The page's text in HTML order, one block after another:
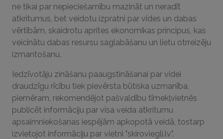
ne tikai par nepieciešamību mazināt un neradīt
atkritumus, bet veidotu izpratni par vides un dabas
vērtībām, skaidrotu aprites ekonomikas principus, kas
veicinātu dabas resursu saglabāšanu un lietu otrreizēju
izmantošanu.
Iedzīvotāju zināšanu paaugstināšanai par videi
draudzīgu rīcību tiek pievērsta būtiska uzmanība,
piemēram, rekomendējot pašvaldību tīmekļvietnēs
publicēt informāciju par visa veida atkritumu
apsaimniekošanas iespējām apkopotā veidā, tostarp
izvietojot informāciju par vietni "skiroviegli.lv".